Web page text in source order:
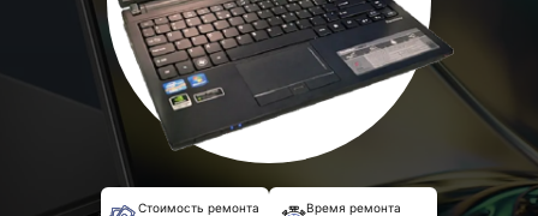
Стоимость ремонта Время ремонта